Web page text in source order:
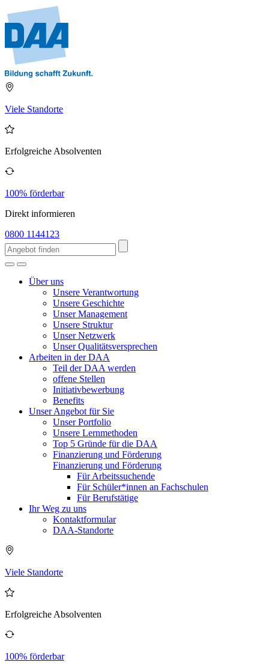
Viele Standorte
Erfolgreiche Absolventen
100% förderbar
Direkt informieren
0800 1144123
Über uns
Unsere Verantwortung
Unsere Geschichte
Unser Management
Unsere Struktur
Unser Netzwerk
Unser Qualitätsversprechen
Arbeiten in der DAA
Teil der DAA werden
offene Stellen
Initiativbewerbung
Benefits
Unser Angebot für Sie
Unser Portfolio
Unsere Lernmethoden
Top 5 Gründe für die DAA
Finanzierung und Förderung
Finanzierung und Förderung
Für Arbeitssuchende
Für Schüler*innen an Fachschulen
Für Berufstätige
Ihr Weg zu uns
Kontaktformular
DAA-Standorte
Viele Standorte
Erfolgreiche Absolventen
100% förderbar